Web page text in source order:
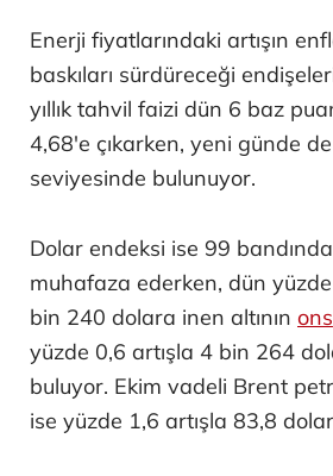
Enerji fiyatlarındaki artışın
baskıları sürdüreceği
yıllık tahvil faizi dün 6 baz
4,68'e çıkarken, yeni günde
seviyesinde bulunuyor.
Dolar endeksi ise 99
muhafaza ederken, dün
bin 240 dolara inen altının ons
yüzde 0,6 artışla 4 bin 264
buluyor. Ekim vadeli Brent
ise yüzde 1,6 artışla 83,8